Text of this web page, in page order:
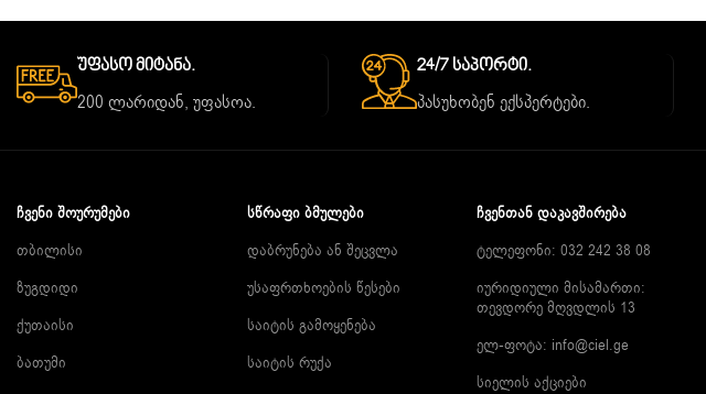
Უფასო Მიტანა.
200 ლარიდან, უფასოა.
24/7 Საპორტი.
პასუხობენ ექსპერტები.
ᲩᲕᲔᲜᲘ ᲨᲝᲣᲠᲣᲛᲔᲑᲘ
თბილისი
ზუგდიდი
ქუთაისი
ბათუმი
ᲡᲬᲠᲐᲤᲘ ᲑᲛᲣᲚᲔᲑᲘ
დაბრუნება ან შეცვლა
უსაფრთხოების წესები
საიტის გამოყენება
საიტის რუქა
ᲩᲕᲔᲜᲗᲐᲜ ᲓᲐᲙᲐᲕᲨᲘᲠᲔᲑᲐ
ტელეფონი: 032 242 38 08
იურიდიული მისამართი:
თევდორე მღვდლის 13
ელ-ფოტა: info@ciel.ge
სიელის აქციები